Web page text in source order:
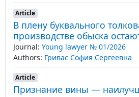
Article
В плену буквального
производстве обыска
Journal: Young lawyer № 01/2026
Authors: Гривас София Сергеевна
Article
Признание вины —